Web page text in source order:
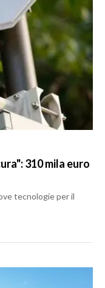
310 mila euro
tecnologie per il